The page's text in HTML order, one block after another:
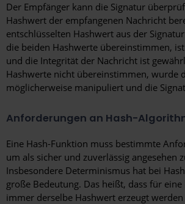
Der Empfänger kann die Signatur
Hashwert der empfangenen Nachricht
entschlüsselten Hashwert aus der
die beiden Hashwerte übereinstimmen,
und die Integrität der Nachricht ist
Hashwerte nicht übereinstimmen, wurde
möglicherweise manipuliert und die
Anforderungen an Hash-
Eine Hash-Funktion muss bestimmte
um als sicher und zuverlässig angesehen
Insbesondere Determinismus hat bei
große Bedeutung. Das heißt, dass für
immer derselbe Hashwert erzeugt